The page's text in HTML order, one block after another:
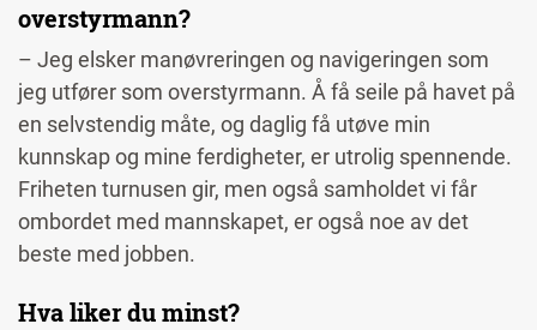
overstyrmann?
– Jeg elsker manøvreringen og navigeringen som
jeg utfører som overstyrmann. Å få seile på havet på
en selvstendig måte, og daglig få utøve min
kunnskap og mine ferdigheter, er utrolig spennende.
Friheten turnusen gir, men også samholdet vi får
ombordet med mannskapet, er også noe av det
beste med jobben.
Hva liker du minst?